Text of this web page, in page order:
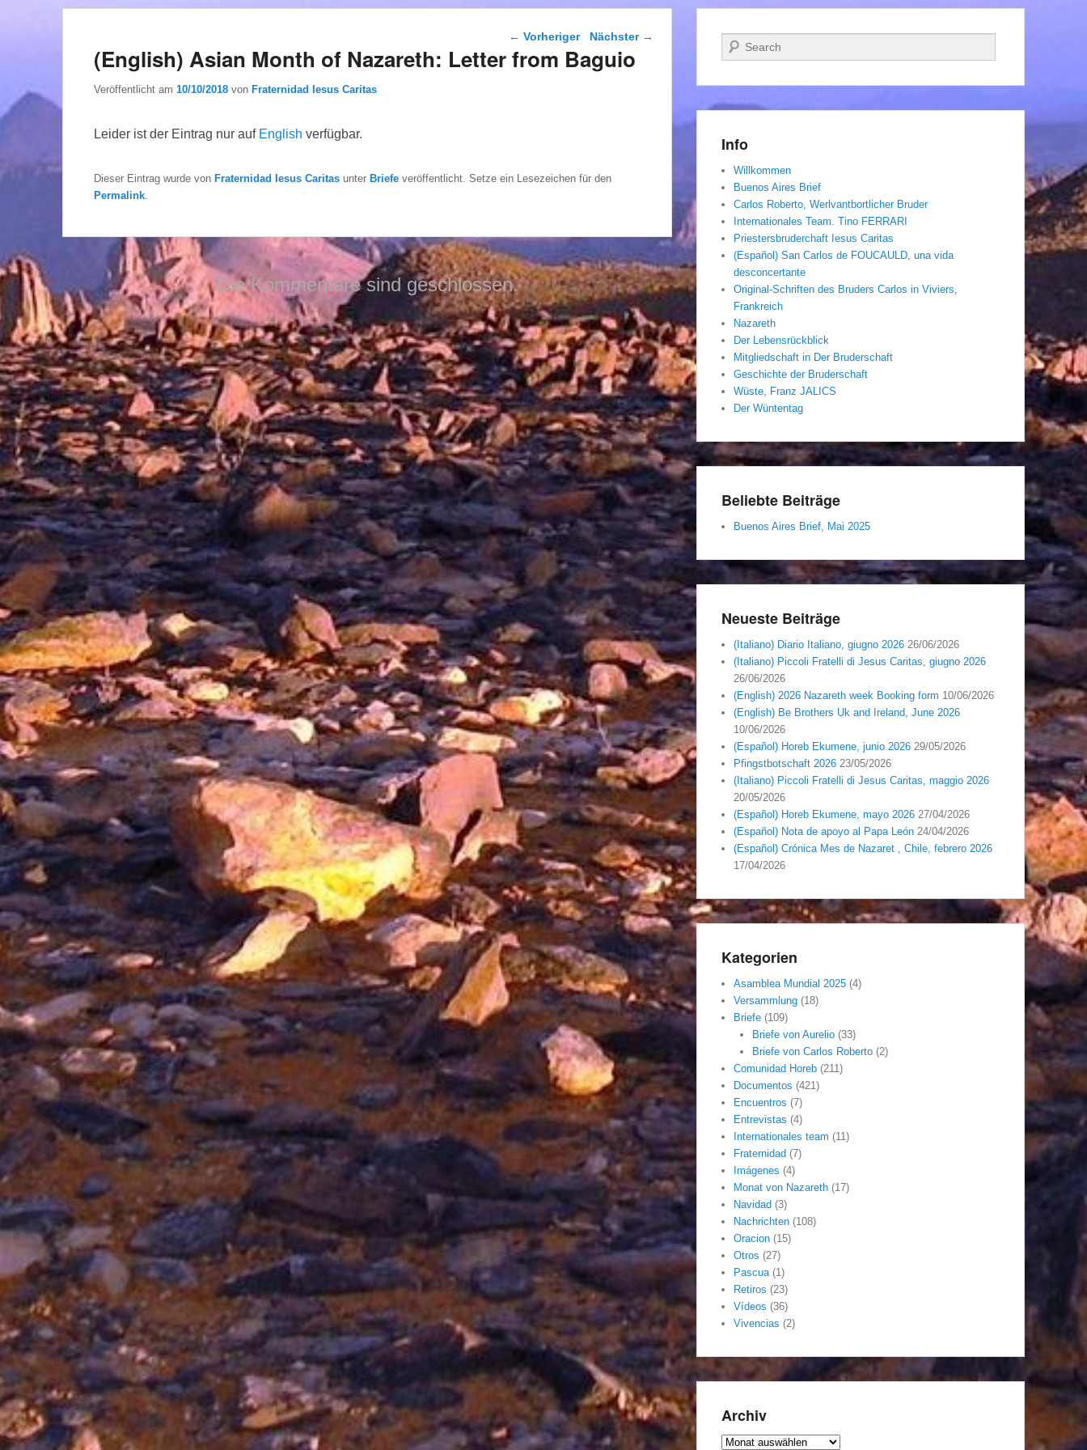
Beitragsnavigation
← Vorheriger Nächster →
(English) Asian Month of Nazareth: Letter from Baguio
Veröffentlicht am 10/10/2018 von Fraternidad Iesus Caritas
Leider ist der Eintrag nur auf English verfügbar.
Dieser Eintrag wurde von Fraternidad Iesus Caritas unter Briefe veröffentlicht. Setze ein Lesezeichen für den
Permalink
Die Kommentare sind geschlossen.
Suchen
Info
Willkommen
Buenos Aires Brief
Carlos Roberto, Werlvantbortlicher Bruder
Internationales Team. Tino FERRARI
Priestersbruderchaft Iesus Caritas
(Español) San Carlos de FOUCAULD, una vida
desconcertante
Original-Schriften des Bruders Carlos in Viviers,
Frankreich
Nazareth
Der Lebensrückblick
Mitgliedschaft in Der Bruderschaft
Geschichte der Bruderschaft
Wüste, Franz JALICS
Der Wüntentag
Beliebte Beiträge
Buenos Aires Brief, Mai 2025
Neueste Beiträge
(Italiano) Diario Italiano, giugno 2026 26/06/2026
(Italiano) Piccoli Fratelli di Jesus Caritas, giugno 2026
26/06/2026
(English) 2026 Nazareth week Booking form 10/06/2026
(English) Be Brothers Uk and Ireland, June 2026
10/06/2026
(Español) Horeb Ekumene, junio 2026 29/05/2026
Pfingstbotschaft 2026 23/05/2026
(Italiano) Piccoli Fratelli di Jesus Caritas, maggio 2026
20/05/2026
(Español) Horeb Ekumene, mayo 2026 27/04/2026
(Español) Nota de apoyo al Papa León 24/04/2026
(Español) Crónica Mes de Nazaret , Chile, febrero 2026
17/04/2026
Kategorien
Asamblea Mundial 2025 (4)
Versammlung (18)
Briefe (109)
Briefe von Aurelio(33)
Briefe von Carlos Roberto(2)
Comunidad Horeb (211)
Documentos (421)
Encuentros (7)
Entrevistas (4)
Internationales team (11)
Fraternidad (7)
Imágenes (4)
Monat von Nazareth (17)
Navidad (3)
Nachrichten (108)
Oracion (15)
Otros (27)
Pascua(1)
Retiros (23)
Vídeos (36)
Vivencias (2)
Archiv
Archiv